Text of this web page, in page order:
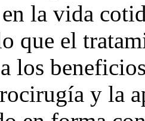
la vida
que el
los
y la